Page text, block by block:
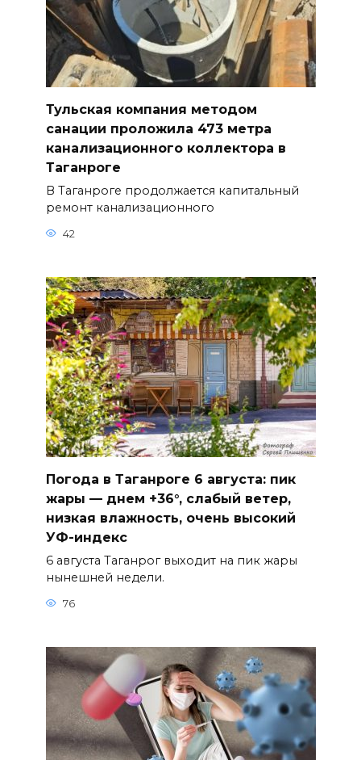
Тульская компания методом
санации проложила 473 метра
канализационного коллектора в
Таганроге
В Таганроге продолжается капитальный
ремонт канализационного
42
Погода в Таганроге 6 августа: пик
жары — днем +36°, слабый ветер,
низкая влажность, очень высокий
УФ-индекс
6 августа Таганрог выходит на пик жары
нынешней недели.
76